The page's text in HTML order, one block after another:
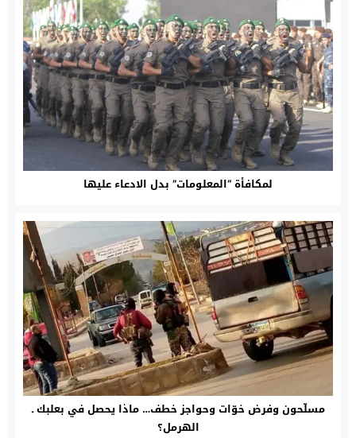
لمكافأة “المعلومات” بدل الادعاء عليها
مسلّحون وفرض خوّات وحواجز خطف… ماذا يحصل في بعلبك ـ
الهرمل؟